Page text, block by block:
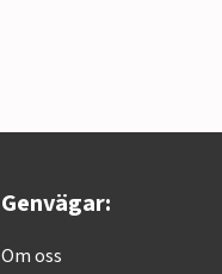
Genvägar:
Om oss